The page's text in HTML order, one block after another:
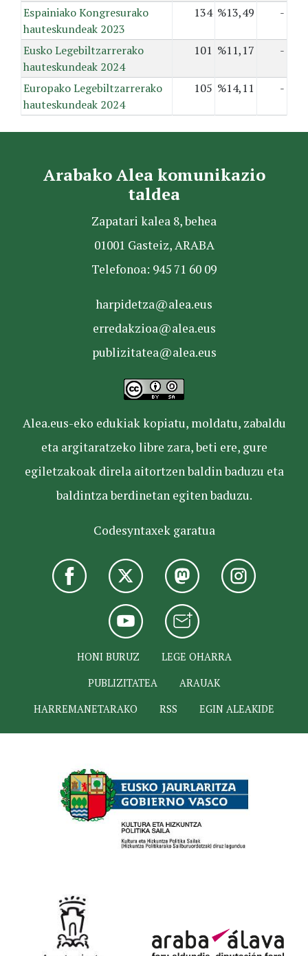
Espainiako Kongresurako
hauteskundeak 2023
134 %13,49 -
Eusko Legebiltzarrerako
hauteskundeak 2024
101 %11,17 -
Europako Legebiltzarrerako
hauteskundeak 2024
105 %14,11 -
Arabako Alea komunikazio
taldea
Zapatari kalea 8, behea
01001 Gasteiz, ARABA
Telefonoa: 945 71 60 09
harpidetza@alea.eus
erredakzioa@alea.eus
publizitatea@alea.eus
Alea.eus-eko edukiak kopiatu, moldatu, zabaldu
eta argitaratzeko libre zara, beti ere, gure
egiletzakoak direla aitortzen baldin baduzu eta
baldintza berdinetan egiten baduzu.
Codesyntaxek garatua
HONI BURUZ
LEGE OHARRA
PUBLIZITATEA
ARAUAK
HARREMANETARAKO
RSS EGIN ALEAKIDE